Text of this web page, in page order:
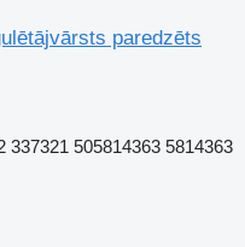
paredzēts
337321 505814363 5814363